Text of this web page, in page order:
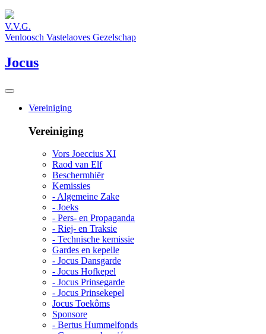
V.V.G.
Venloosch Vastelaoves Gezelschap
Jocus
Vereiniging
Vereiniging
Vors Joeccius XI
Raod van Elf
Beschermhiër
Kemissies
- Algemeine Zake
- Joeks
- Pers- en Propaganda
- Riej- en Traksie
- Technische kemissie
Gardes en kepelle
- Jocus Dansgarde
- Jocus Hofkepel
- Jocus Prinsegarde
- Jocus Prinsekepel
Jocus Toekôms
Sponsore
- Bertus Hummelfonds